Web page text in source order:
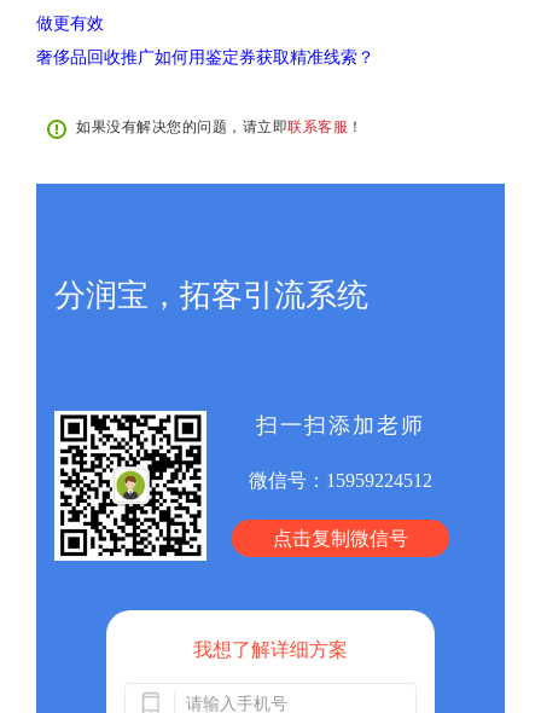
做更有效
奢侈品回收推广如何用鉴定券获取精准线索？
如果没有解决您的问题，请立即联系客服 ！
分润宝，拓客引流系统
扫一扫添加老师
微信号： 15959224512
点击复制微信号
我想了解详细方案